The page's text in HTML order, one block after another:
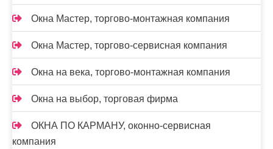
Окна Мастер, торгово-монтажная компания
Окна Мастер, торгово-сервисная компания
Окна на века, торгово-монтажная компания
Окна на выбор, торговая фирма
ОКНА ПО КАРМАНУ, оконно-сервисная
компания